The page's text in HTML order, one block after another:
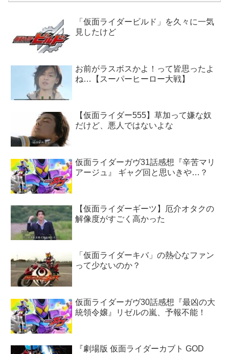
「仮面ライダービルド」を久々に一気
見したけど
お前がラスボスかよ！って皆思ったよ
ね…【スーパーヒーロー大戦】
【仮面ライダー555】草加って嫌な奴
だけど、悪人ではないよな
仮面ライダーガヴ31話感想『辛苦マリ
アージュ』 ギャグ回と思いきや…？
【仮面ライダーギーツ】厄介オタクの
解像度がすごく高かった
「仮面ライダーキバ」の熱心なファン
って少ないのか？
仮面ライダーガヴ30話感想『最凶の大
統領令嬢』リゼルの嵐、予報不能！
『劇場版 仮面ライダーカブト GOD